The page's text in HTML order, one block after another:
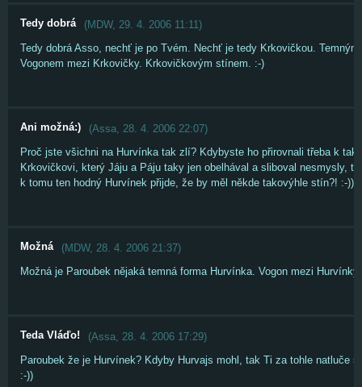
Tedy dobrá (MDW, 29. 4. 2006 11:11)
Tedy dobrá Asso, nechť je po Tvém. Nechť je tedy Krkovičkou.
Vogonem mezi Krkovičky. Krkovičkovým stínem. :-)
Ani možná:) (Assa, 28. 4. 2006 22:07)
Proč jste všichni na Hurvínka tak zlí? Kdybyste ho přirovnali třeba k
Krkovičkovi, který Jáju a Páju taky jen obelhával a sliboval nesmysly,
k tomu ten hodný Hurvínek přijde, že by měl někde takovýhle stín?! :-))
Možná (MDW, 28. 4. 2006 21:37)
Možná je Paroubek nějaká temná forma Hurvínka. Vogon mezi
Teda Vláďo! (Assa, 28. 4. 2006 17:29)
Paroubek že je Hurvínek? Kdyby Hurvajs mohl, tak Ti za tohle natluče
:-))